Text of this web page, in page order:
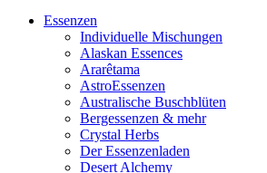
Essenzen
Individuelle Mischungen
Alaskan Essences
Ararêtama
AstroEssenzen
Australische Buschblüten
Bergessenzen & mehr
Crystal Herbs
Der Essenzenladen
Desert Alchemy